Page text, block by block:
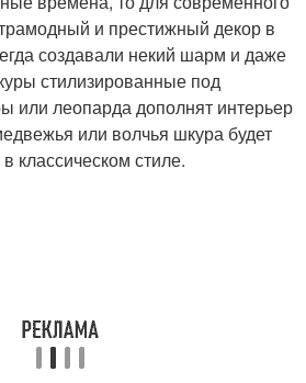
и престижный декор в
создавали некий шарм и даже
стилизированные под
или леопарда дополнят интерьер
или волчья шкура будет
классическом стиле.